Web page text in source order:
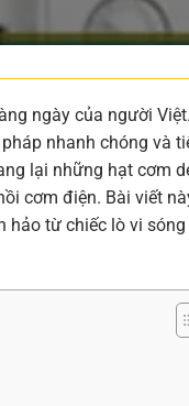
ngày của người
nhanh chóng và
lại những hạt cơm
cơm điện. Bài viết
từ chiếc lò vi